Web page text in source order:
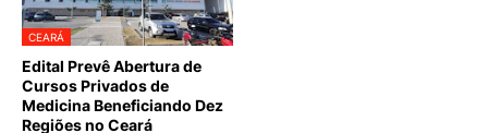
CEARÁ
Edital Prevê Abertura de
Cursos Privados de
Medicina Beneficiando Dez
Regiões no Ceará